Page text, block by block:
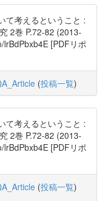
て考えるということ :
2巻 P.72-82 (2013-
[PDFリポ
(投稿一覧)
て考えるということ :
2巻 P.72-82 (2013-
[PDFリポ
(投稿一覧)